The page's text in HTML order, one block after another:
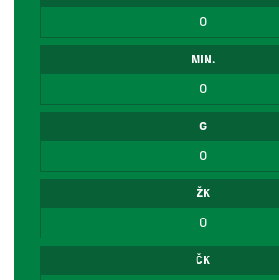
0
MIN.
0
G
0
ŽK
0
ČK